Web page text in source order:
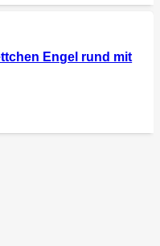
Engel rund mit